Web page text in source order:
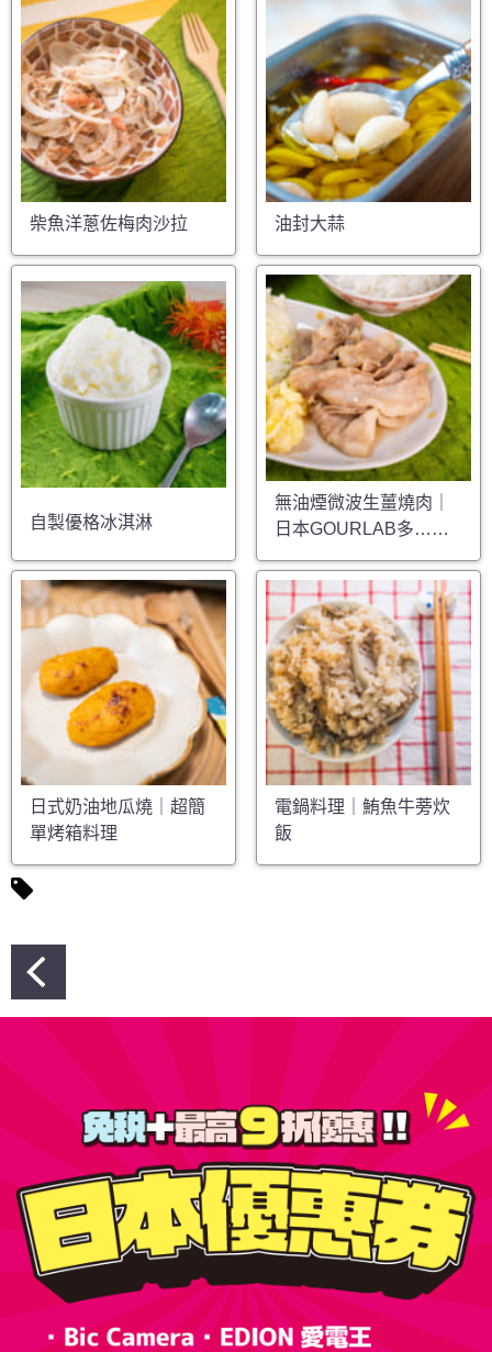
柴魚洋蔥佐梅肉沙拉 油封大蒜
自製優格冰淇淋
無油煙微波生薑燒肉｜
日本GOURLAB多……
日式奶油地瓜燒｜超簡
單烤箱料理
電鍋料理｜鮪魚牛蒡炊
飯
文
章